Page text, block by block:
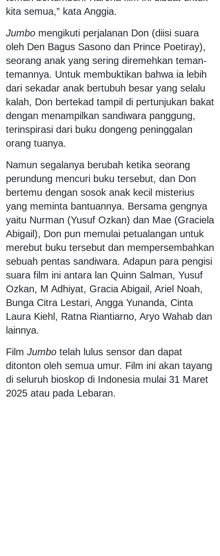
kita semua,” kata Anggia.
Jumbo mengikuti perjalanan Don (diisi suara
oleh Den Bagus Sasono dan Prince Poetiray),
seorang anak yang sering diremehkan teman-
temannya. Untuk membuktikan bahwa ia lebih
dari sekadar anak bertubuh besar yang selalu
kalah, Don bertekad tampil di pertunjukan bakat
dengan menampilkan sandiwara panggung,
terinspirasi dari buku dongeng peninggalan
orang tuanya.
Namun segalanya berubah ketika seorang
perundung mencuri buku tersebut, dan Don
bertemu dengan sosok anak kecil misterius
yang meminta bantuannya. Bersama gengnya
yaitu Nurman (Yusuf Ozkan) dan Mae (Graciela
Abigail), Don pun memulai petualangan untuk
merebut buku tersebut dan mempersembahkan
sebuah pentas sandiwara. Adapun para pengisi
suara film ini antara lan Quinn Salman, Yusuf
Ozkan, M Adhiyat, Gracia Abigail, Ariel Noah,
Bunga Citra Lestari, Angga Yunanda, Cinta
Laura Kiehl, Ratna Riantiarno, Aryo Wahab dan
lainnya.
Film Jumbo telah lulus sensor dan dapat
ditonton oleh semua umur. Film ini akan tayang
di seluruh bioskop di Indonesia mulai 31 Maret
2025 atau pada Lebaran.